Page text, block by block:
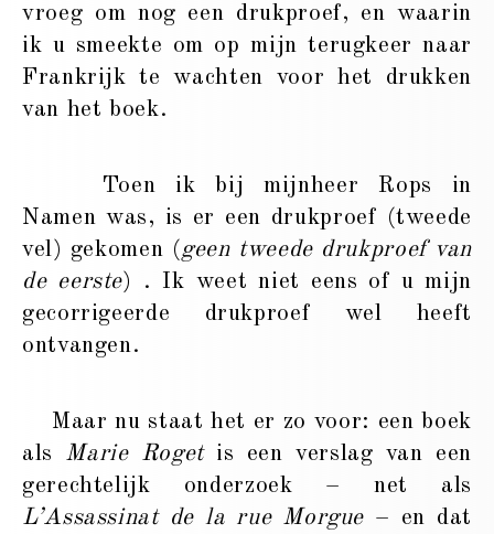
vroeg om nog een drukproef, en waarin
ik u smeekte om op mijn terugkeer naar
Frankrijk te wachten voor het drukken
van het boek.
Toen ik bij mijnheer Rops in
Namen was, is er een drukproef (tweede
vel) gekomen (geen tweede drukproef van
de eerste) . Ik weet niet eens of u mijn
gecorrigeerde drukproef wel heeft
ontvangen.
Maar nu staat het er zo voor: een boek
als Marie Rogetis een verslag van een
gerechtelijk onderzoek – net als
L’Assassinat de la rue Morgue – en dat